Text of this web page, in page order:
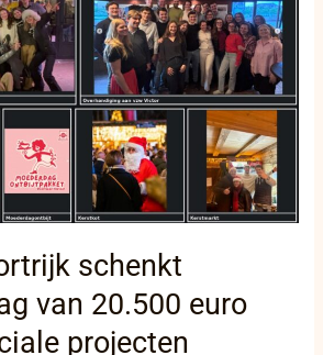
schenkt
van 20.500 euro
projecten